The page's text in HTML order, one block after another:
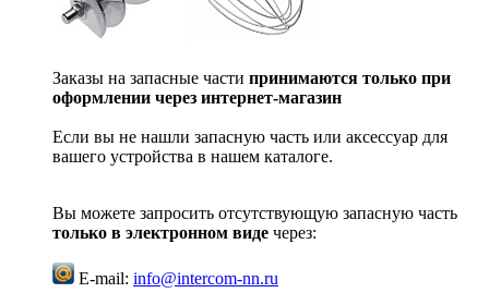
Заказы на запасные части принимаются только при
оформлении через интернет-магазин
Если вы не нашли запасную часть или аксессуар для
вашего устройства в нашем каталоге.
Вы можете запросить отсутствующую запасную часть
только в электронном виде через:
E-mail: info@intercom-nn.ru